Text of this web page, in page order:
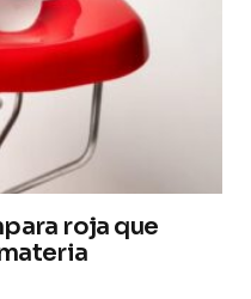
electrónico y web en
vez que
roja que